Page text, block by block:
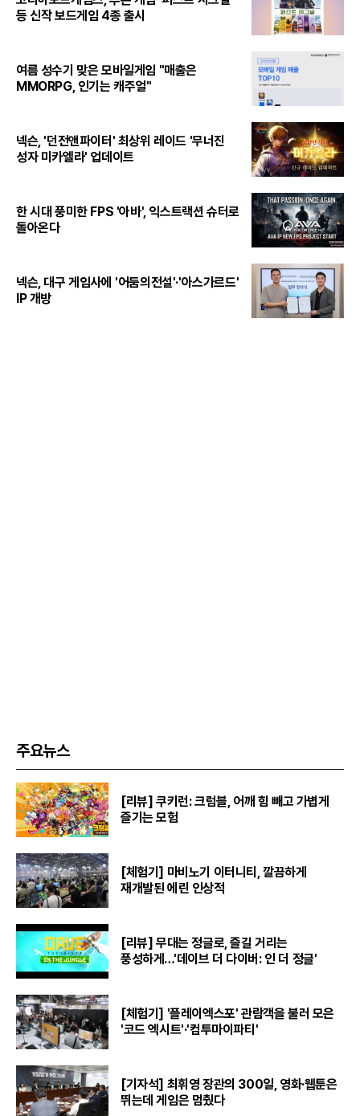
등 신작 보드게임 4종 출시
여름 성수기 맞은 모바일게임 "매출은
MMORPG, 인기는 캐주얼"
넥슨, '던전앤파이터' 최상위 레이드 '무너진
성자 미카엘라' 업데이트
한 시대 풍미한 FPS '아바', 익스트랙션 슈터로
돌아온다
넥슨, 대구 게임사에 '어둠의전설'·'아스가르드'
IP 개방
주요뉴스
[리뷰] 쿠키런: 크럼블, 어깨 힘 빼고 가볍게
즐기는 모험
[체험기] 마비노기 이터니티, 깔끔하게
재개발된 에린 인상적
[리뷰] 무대는 정글로, 즐길 거리는
풍성하게…'데이브 더 다이버: 인 더 정글'
[체험기] '플레이엑스포' 관람객을 불러 모은
'코드 엑시트'·'컴투마이파티'
[기자석] 최휘영 장관의 300일, 영화·웹툰은
뛰는데 게임은 멈췄다